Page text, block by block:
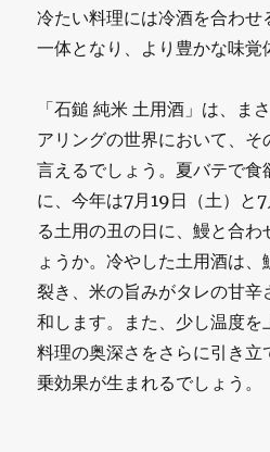
冷たい料理には冷酒を合わ
一体となり、より豊かな味覚
「石鎚 純米 土用酒」は、ま
アリングの世界において、そ
言えるでしょう。夏バテで食
に、今年は7月19日（土）と
る土用の丑の日に、鰻と合わ
ょうか。冷やした土用酒は、
裂き、米の旨みがタレの甘辛
和します。また、少し温度
料理の奥深さをさらに引き立
乗効果が生まれるでしょう。